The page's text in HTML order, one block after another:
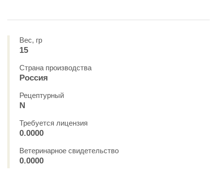
Вес, гр
15
Страна производства
Россия
Рецептурный
N
Требуется лицензия
0.0000
Ветеринарное свидетельство
0.0000